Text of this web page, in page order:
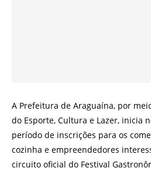
A Prefeitura de Araguaína, por
do Esporte, Cultura e Lazer, inicia
período de inscrições para os
cozinha e empreendedores
circuito oficial do Festival